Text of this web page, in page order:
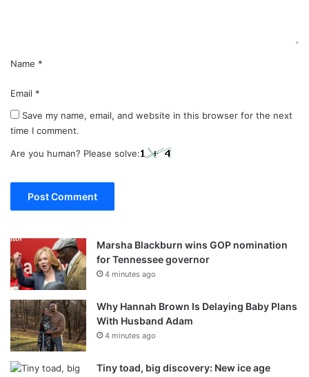
Name *
Email *
Save my name, email, and website in this browser for the next
time I comment.
Are you human? Please solve:
Marsha Blackburn wins GOP nomination
for Tennessee governor
4 minutes ago
Why Hannah Brown Is Delaying Baby Plans
With Husband Adam
4 minutes ago
Tiny toad, big discovery: New ice age